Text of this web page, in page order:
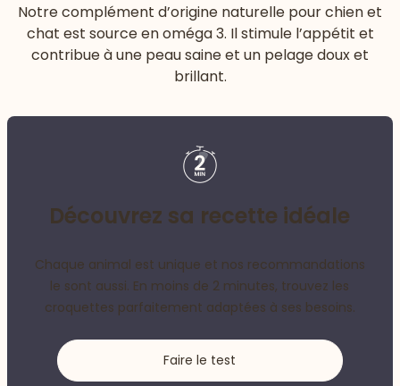
Notre complément d’origine naturelle pour chien et
chat est source en oméga 3. Il stimule l’appétit et
contribue à une peau saine et un pelage doux et
brillant.
Découvrez sa recette idéale
Chaque animal est unique et nos recommandations
le sont aussi. En moins de 2 minutes, trouvez les
croquettes parfaitement adaptées à ses besoins.
Faire le test